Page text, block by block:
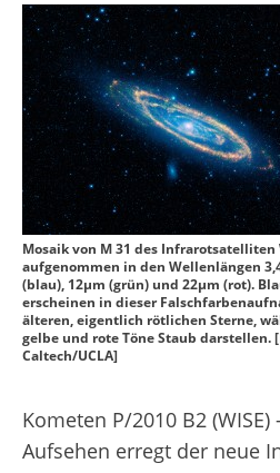
Mosaik von M 31 des Infrarotsatelliten
aufgenommen in den Wellenlängen
(blau), 12μm (grün) und 22μm (rot).
erscheinen in dieser
älteren, eigentlich rötlichen Sterne,
gelbe und rote Töne Staub darstellen.
Caltech/UCLA]
Kometen P/2010 B2
Aufsehen erregt der neue